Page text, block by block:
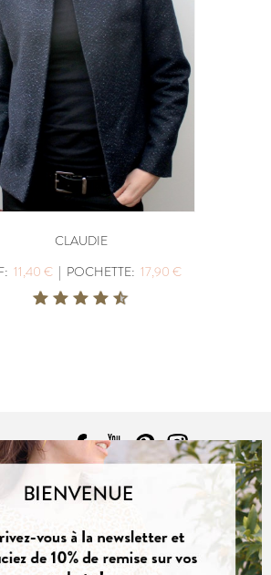
CLAUDIE
11,40 € | POCHETTE: 17,90 €
CONTACT